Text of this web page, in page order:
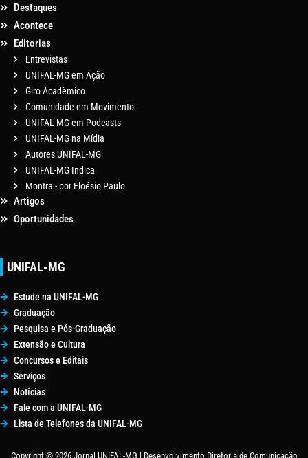
Destaques
Acontece
Editorias
Entrevistas
UNIFAL-MG em Ação
Giro Acadêmico
Comunidade em Movimento
UNIFAL-MG em Podcasts
UNIFAL-MG na Mídia
Autores UNIFAL-MG
UNIFAL-MG Indica
Montra - por Eloésio Paulo
Artigos
Oportunidades
UNIFAL-MG
Estude na UNIFAL-MG
Graduação
Pesquisa e Pós-Graduação
Extensão e Cultura
Concursos e Editais
Serviços
Notícias
Fale com a UNIFAL-MG
Lista de Telefones da UNIFAL-MG
Copyright © 2026 Jornal UNIFAL-MG | Desenvolvimento Diretoria de Comunicação